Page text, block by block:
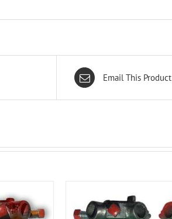
Email This Product